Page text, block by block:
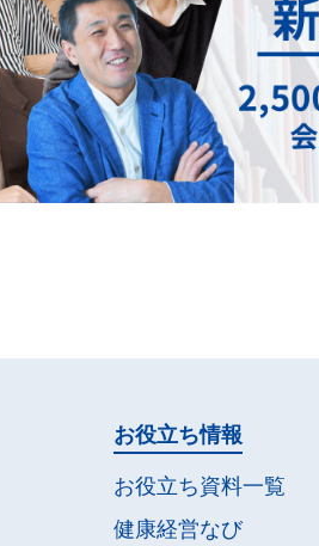
お役立ち情報
お役立ち資料一覧
健康経営なび